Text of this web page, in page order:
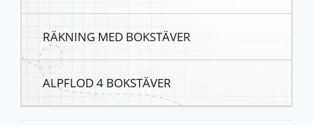
RÄKNING MED BOKSTÄVER
ALPFLOD 4 BOKSTÄVER